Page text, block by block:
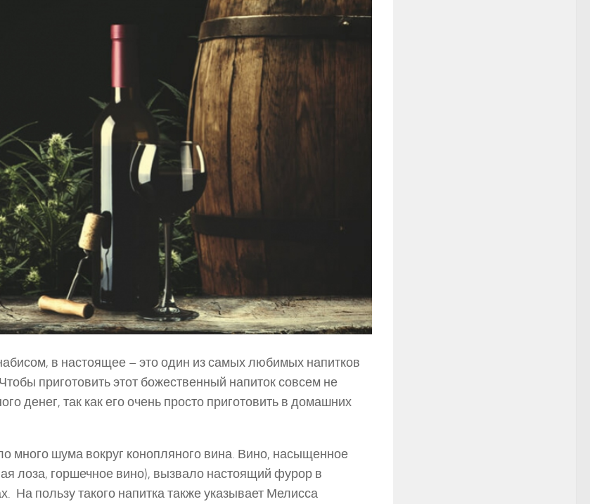
в настоящее – это один из самых любимых напитков
приготовить этот божественный напиток совсем не
денег, так как его очень просто приготовить в домашних
много шума вокруг конопляного вина. Вино, насыщенное
лоза, горшечное вино), вызвало настоящий фурор в
На пользу такого напитка также указывает Мелисса